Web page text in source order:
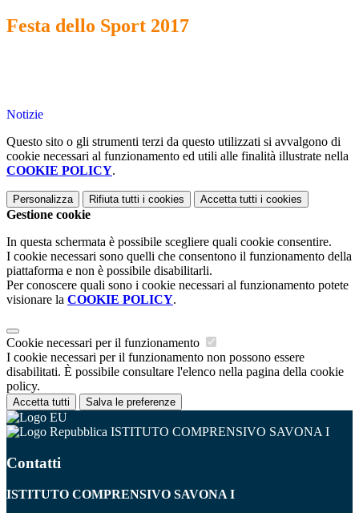
Festa dello Sport 2017
Notizie
Questo sito o gli strumenti terzi da questo utilizzati si avvalgono di
cookie necessari al funzionamento ed utili alle finalità illustrate nella
COOKIE POLICY.
Personalizza Rifiuta tutti i cookies Accetta tutti i cookies
Gestione cookie
In questa schermata è possibile scegliere quali cookie consentire.
I cookie necessari sono quelli che consentono il funzionamento della
piattaforma e non è possibile disabilitarli.
Per conoscere quali sono i cookie necessari al funzionamento potete
visionare la COOKIE POLICY.
Cookie necessari per il funzionamento
I cookie necessari per il funzionamento non possono essere
disabilitati. È possibile consultare l'elenco nella pagina della cookie
policy.
Accetta tutti Salva le preferenze
ISTITUTO COMPRENSIVO SAVONA I
Contatti
ISTITUTO COMPRENSIVO SAVONA I